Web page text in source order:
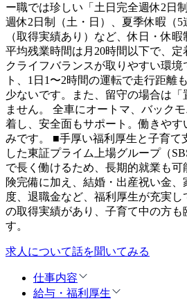
ー職では珍しい「土日完全週休2日
週休2日制（土・日）、夏季休暇（
（取得実績あり）など、休日・休暇
平均残業時間は月20時間以下で、定
クライフバランスが取りやすい環
ト、1日1〜2時間の運転で走行距離
少ないです。また、留守の場合は「
ません。 全車にオートマ、バック
着し、安全面もサポート。働きや
みです。 ■手厚い福利厚生と子育て
した東証プライム上場グループ（
で長く働けるため、長期的就業も可
険完備に加え、結婚・出産祝い金、
度、退職金など、福利厚生が充実
の取得実績があり、子育て中の方
す。
求人について話を聞いてみる
仕事内容
給与・福利厚生